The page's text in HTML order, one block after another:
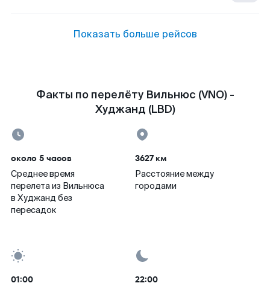
Показать больше рейсов
Факты по перелёту Вильнюс (VNO) -
Худжанд (LBD)
около 5 часов
Среднее время
перелета из Вильнюса
в Худжанд без
пересадок
3627 км
Расстояние между
городами
01:00 22:00